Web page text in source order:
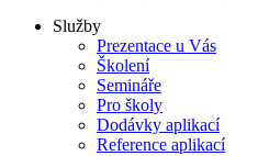
Služby
Prezentace u Vás
Školení
Semináře
Pro školy
Dodávky aplikací
Reference aplikací